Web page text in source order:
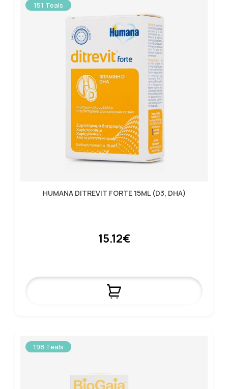
151 Teals
HUMANA DITREVIT FORTE 15ML (D3, DHA)
15.12€
198 Teals